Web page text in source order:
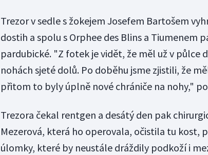
Trezor v sedle s žokejem Josefem Bartošem
dostih a spolu s Orphee des Blins a Tiumenem
pardubické. "Z fotek je vidět, že měl už v půlce
nohách sjeté dolů. Po doběhu jsme zjistili, že
přitom to byly úplně nové chrániče na nohy,"
Trezora čekal rentgen a desátý den pak
Mezerová, která ho operovala, očistila tu kost,
úlomky, které by neustále dráždily podkoží i